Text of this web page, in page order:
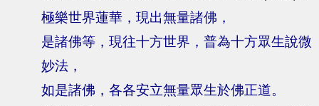
極樂世界蓮華，現出無量諸佛，
是諸佛等，現往十方世界，普為十方眾生說微
妙法，
如是諸佛，各各安立無量眾生於佛正道。